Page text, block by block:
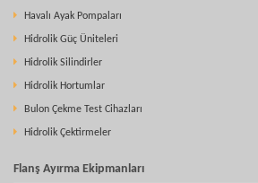
Havalı Ayak Pompaları
Hidrolik Güç Üniteleri
Hidrolik Silindirler
Hidrolik Hortumlar
Bulon Çekme Test Cihazları
Hidrolik Çektirmeler
Flanş Ayırma Ekipmanları